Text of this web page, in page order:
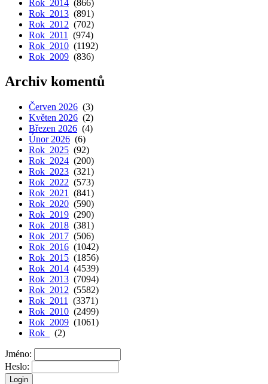
Rok 2014 (866)
Rok 2013 (891)
Rok 2012 (702)
Rok 2011
(974)
Rok 2010 (1192)
Rok 2009 (836)
Archiv komentů
Červen 2026 (3)
Květen 2026 (2)
Březen 2026 (4)
Únor 2026 (6)
Rok 2025 (92)
Rok 2024 (200)
Rok 2023 (321)
Rok 2022 (573)
Rok 2021
(841)
Rok 2020 (590)
Rok 2019 (290)
Rok 2018 (381)
Rok 2017 (506)
Rok 2016 (1042)
Rok 2015 (1856)
Rok 2014 (4539)
Rok 2013 (7094)
Rok 2012 (5582)
Rok 2011
(3371)
Rok 2010 (2499)
Rok 2009 (1061)
Rok
(2)
Jméno:
Heslo: